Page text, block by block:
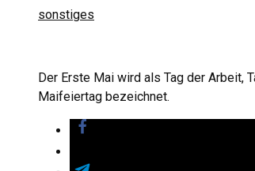
sonstiges
Der Erste Mai wird als Tag der Arbeit,
Maifeiertag bezeichnet.